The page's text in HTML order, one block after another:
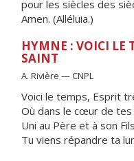
pour les siècles des
Amen. (Alléluia.)
HYMNE : VOICI LE
SAINT
A. Rivière — CNPL
Voici le temps, Esprit
Où dans le cœur de
Uni au Père et à son
Tu viens répandre ta